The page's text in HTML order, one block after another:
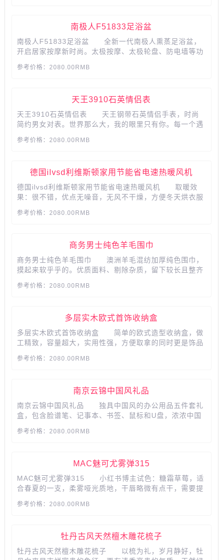
​​​​​​​南极人F51833足浴盆
南极人F51833足浴盆 全新一代南极人熏蒸足浴盆，
开启居家按摩新时尚。太极按摩、太极轮盘、防电墙等功
参考价格：2080.00RMB
​​​​​​​天王3910石英情侣表
天王3910石英情侣表 天王钢带石英情侣手表，时尚
简约男女对表。世界那么大，我的眼里只有你。每一个遇
ng/天王 型号:3910对表 风格:休闲 形状:圆
参考价格：2080.00RMB
德国ilvsd利维斯顿家用节能省电速热暖风机
德国ilvsd利维斯顿家用节能省电速热暖风机 取暖效
果：很不错，优点无噪音，无风不干燥，方便冬天烘衣服
参考价格：2080.00RMB
商务男士纯色羊毛围巾
商务男士纯色羊毛围巾 澳洲羊毛混纺加厚纯色围巾，
摸起来软乎乎的。优质面料、剔除杂质，留下较长且整齐
代写贺卡，抗皱同时又免烫，款式简单大方，十分好搭配
参考价格：2080.00RMB
多层实木欧式首饰收纳盒
多层实木欧式首饰收纳盒 简单的欧式造型收纳盒，做
工精致，容量超大，实用性强，方便取拿的同时更是饰品
锈，细节更注重，让每个环节都透出同心之美，用料更实
参考价格：2080.00RMB
南京云锦中国风礼品
南京云锦中国风礼品 独具中国风的办公用品五件套礼
盒，包含脸谱笔、记事本、书签、鼠标和U盘，浓浓中国
参考价格：2080.00RMB
MAC魅可尤雾弹315
MAC魅可尤雾弹315 小红书博主试色：糖霜草莓，适
合春夏的一支，柔雾哑光质地，干唇略微有点干，需要提
皮都挺适合。...
参考价格：2080.00RMB
牡丹古风天然檀木雕花梳子
牡丹古风天然檀木雕花梳子 以梳为礼，岁月静好，牡